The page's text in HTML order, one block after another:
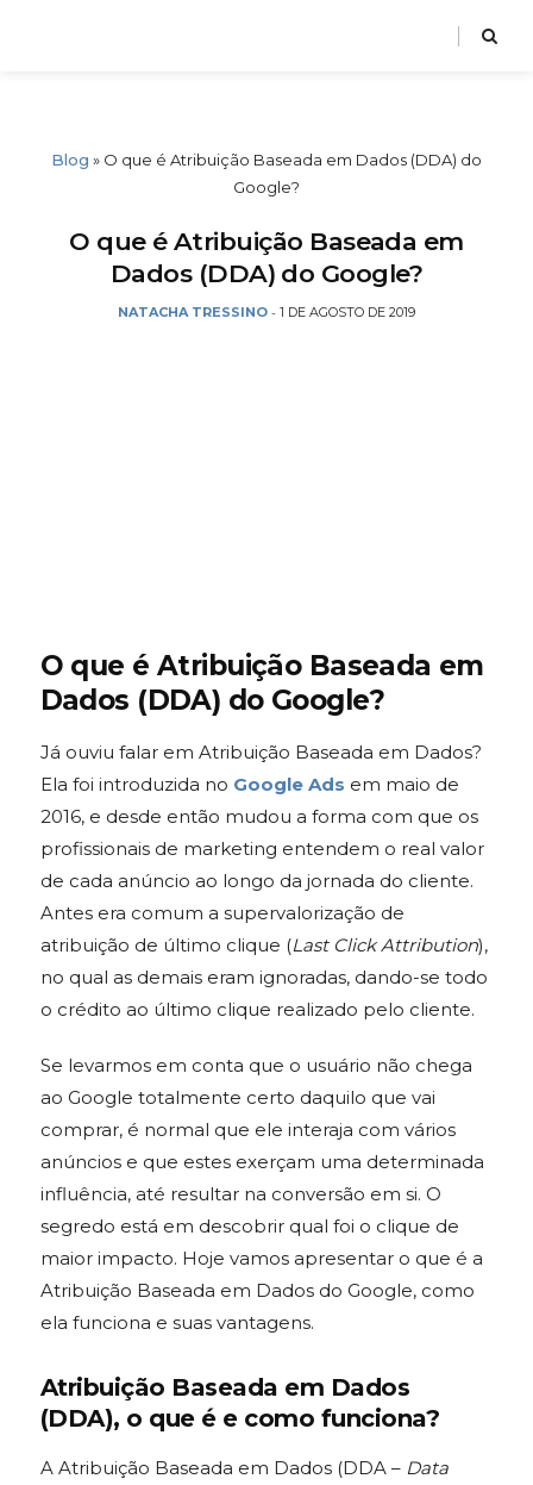
Blog » O que é Atribuição Baseada em Dados (DDA) do
Google?
O que é Atribuição Baseada em
Dados (DDA) do Google?
NATACHA TRESSINO - 1 DE AGOSTO DE 2019
O que é Atribuição Baseada em
Dados (DDA) do Google?
Já ouviu falar em Atribuição Baseada em Dados?
Ela foi introduzida no Google Ads em maio de
2016, e desde então mudou a forma com que os
profissionais de marketing entendem o real valor
de cada anúncio ao longo da jornada do cliente.
Antes era comum a supervalorização de
atribuição de último clique (Last Click Attribution),
no qual as demais eram ignoradas, dando-se todo
o crédito ao último clique realizado pelo cliente.
Se levarmos em conta que o usuário não chega
ao Google totalmente certo daquilo que vai
comprar, é normal que ele interaja com vários
anúncios e que estes exerçam uma determinada
influência, até resultar na conversão em si. O
segredo está em descobrir qual foi o clique de
maior impacto. Hoje vamos apresentar o que é a
Atribuição Baseada em Dados do Google, como
ela funciona e suas vantagens.
Atribuição Baseada em Dados
(DDA), o que é e como funciona?
A Atribuição Baseada em Dados (DDA – Data